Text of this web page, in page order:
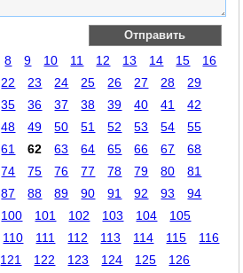
8 9 10 11 12 13 14 15
16
22 23 24 25 26 27 28
29
35 36 37 38 39 40 41
42
48 49 50 51 52 53 54
55
61 62 63 64 65 66 67
68
74 75 76 77 78 79 80
81
87 88 89 90 91 92 93
94
100 101 102 103 104
105
110 111 112 113 114 115
116
121 122 123 124 125
126